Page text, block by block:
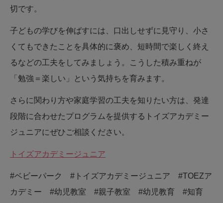
切です。
子どもの学びを伸ばすには、口出しせずに見守り、小さ
くてもできたことを具体的に褒め、短時間で楽しく終え
るなどの工夫をしてみましょう。こうした積み重ねが
「勉強＝楽しい」という気持ちを育みます。
さらに関わり方や家庭学習の工夫を知りたい方は、発達
段階に合わせたプログラムを提供するトイズアカデミー
ジュニアにぜひご相談ください。
トイズアカデミージュニア
#ベビーパーク #トイズアカデミージュニア #TOEZア
カデミー #幼児教室 #親子教室 #幼児教育 #知育